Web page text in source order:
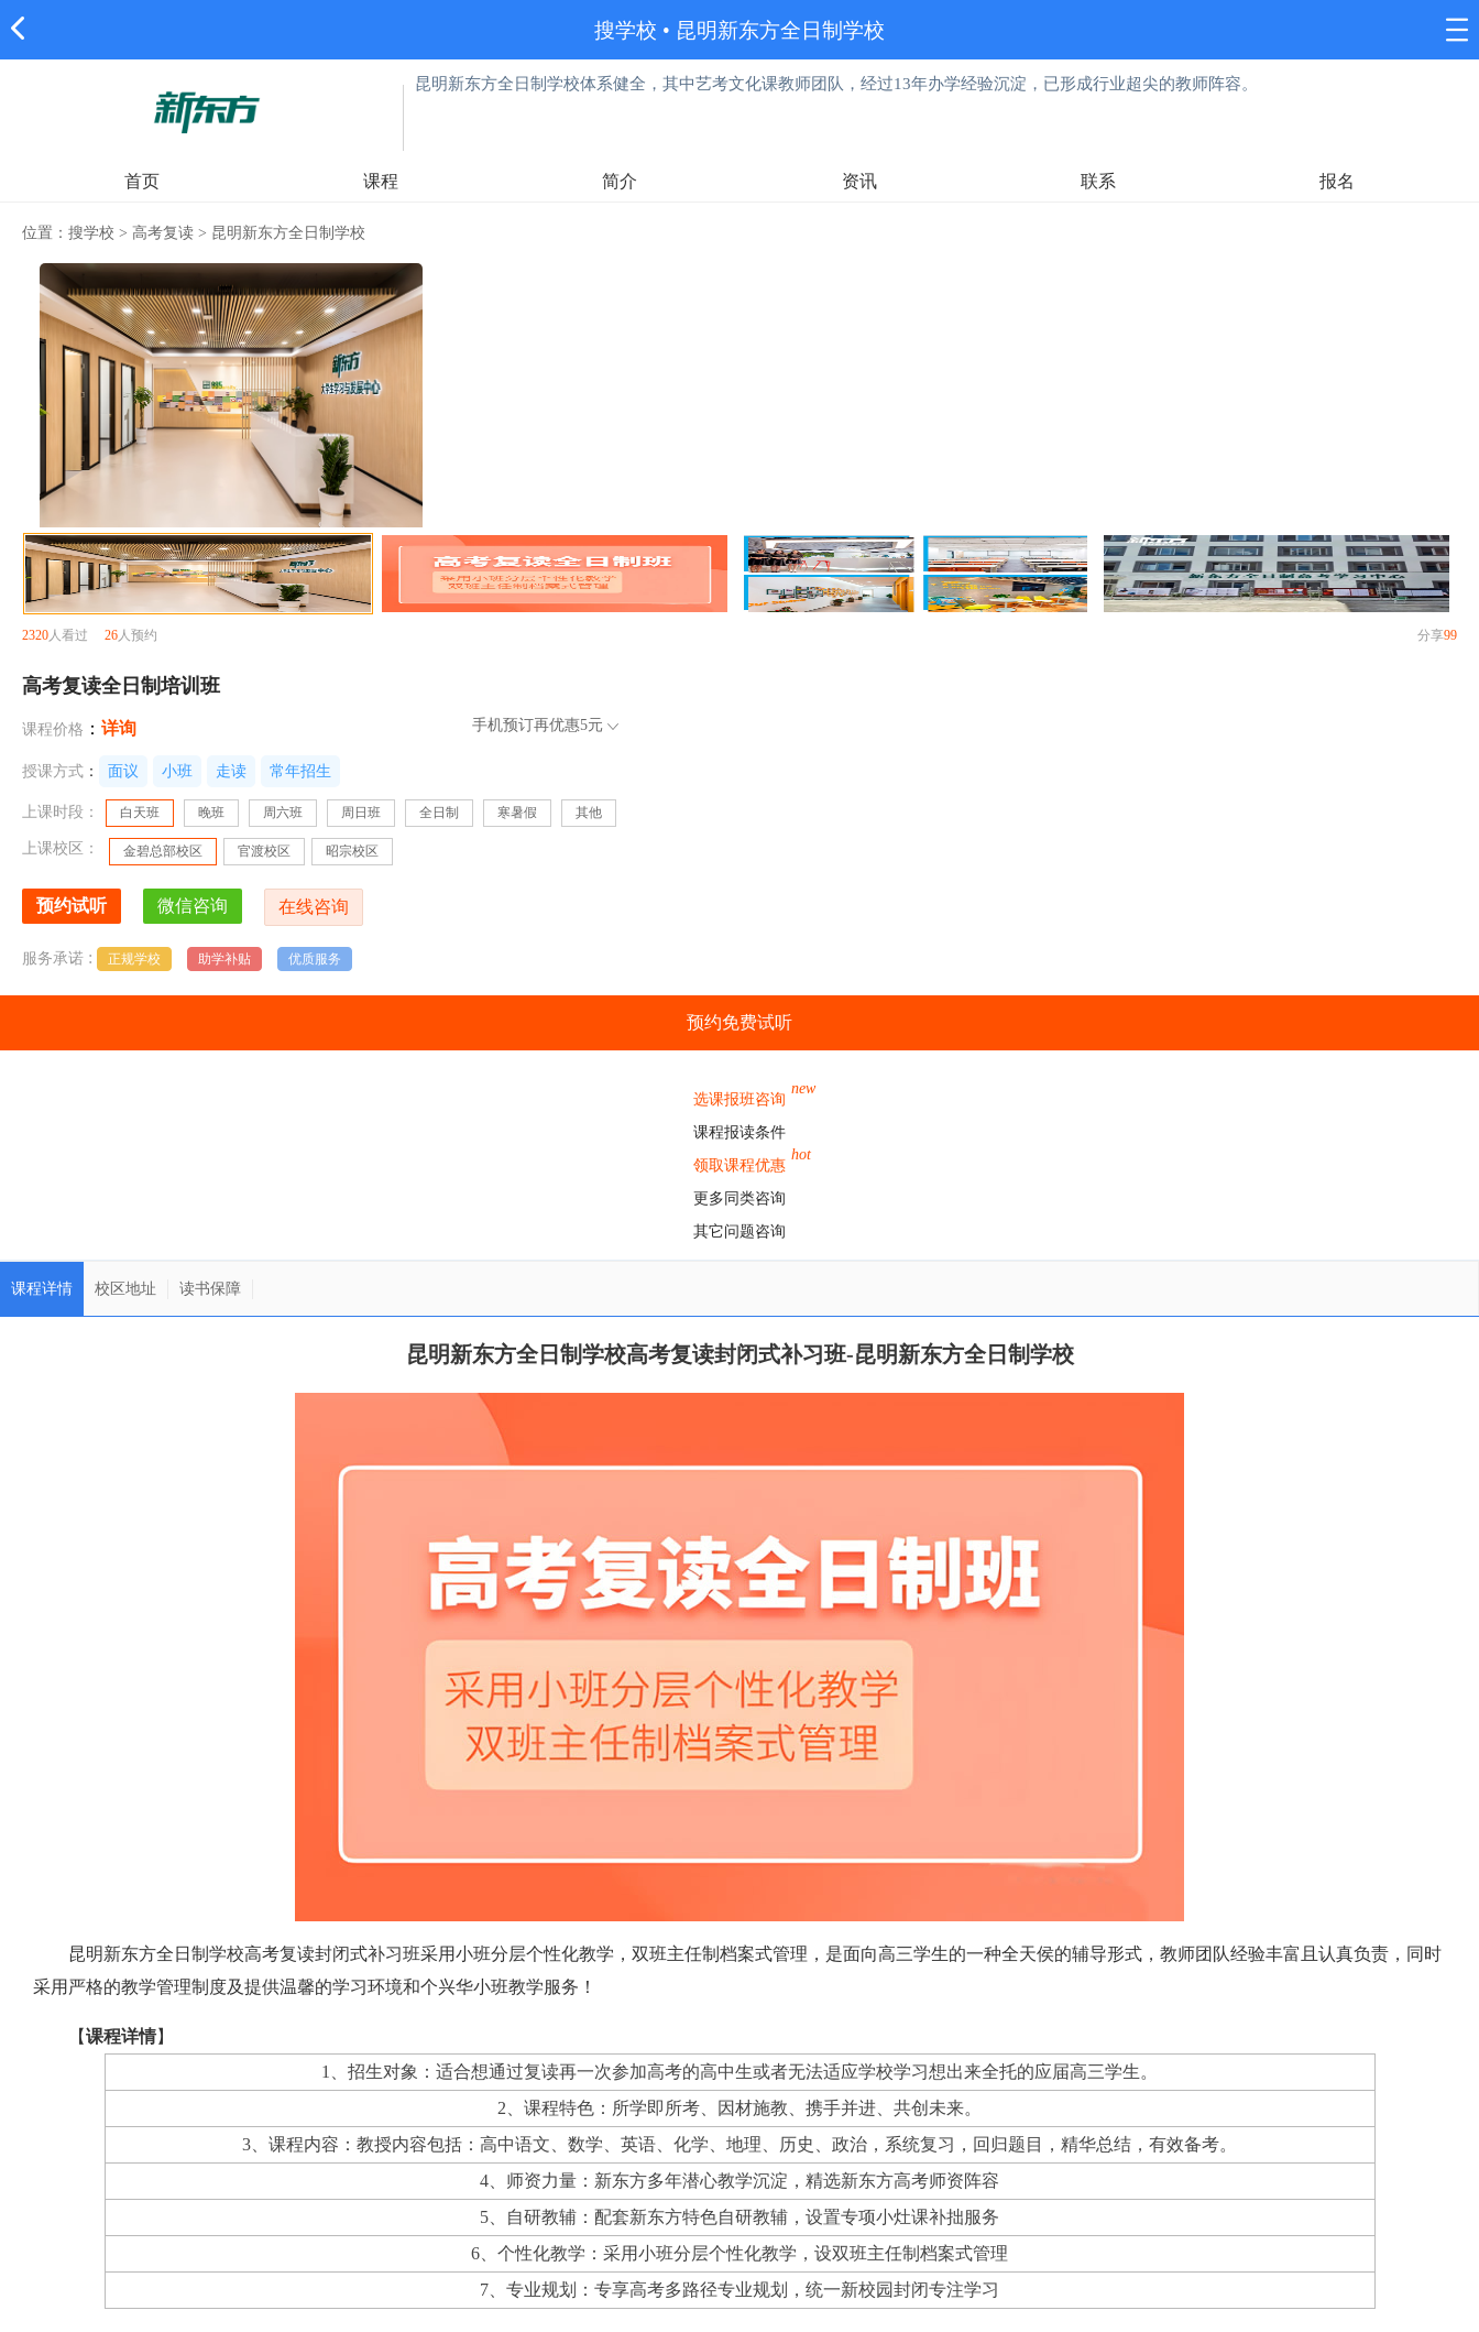
搜学校 • 昆明新东方全日制学校
昆明新东方全日制学校体系健全，其中艺考文化课教师团队，经过13年办学经验沉淀，已形成行业超尖的教师阵容。
首页 课程 简介 资讯 联系 报名
位置： 搜学校 > 高考复读 > 昆明新东方全日制学校
2320人看过 26人预约 分享99
高考复读全日制培训班
课程价格 ： 详询 手机预订再优惠5元
授课方式 ： 面议 小班 走读 常年招生
上课时段： 白天班 晚班 周六班 周日班 全日制 寒暑假 其他
上课校区： 金碧总部校区 官渡校区 昭宗校区
服务承诺 : 正规学校 助学补贴 优质服务
预约免费试听
选课报班咨询
new
课程报读条件
领取课程优惠
hot
更多同类咨询
其它问题咨询
课程详情 校区地址 读书保障
昆明新东方全日制学校高考复读封闭式补习班-昆明新东方全日制学校
昆明新东方全日制学校高考复读封闭式补习班采用小班分层个性化教学，双班主任制档案式管理，是面向高三学生的一种全天侯的辅导形式，教师团队经验丰富且认真负责，同时
采用严格的教学管理制度及提供温馨的学习环境和个兴华小班教学服务！
【课程详情】
1、招生对象：适合想通过复读再一次参加高考的高中生或者无法适应学校学习想出来全托的应届高三学生。
2、课程特色：所学即所考、因材施教、携手并进、共创未来。
3、课程内容：教授内容包括：高中语文、数学、英语、化学、地理、历史、政治，系统复习，回归题目，精华总结，有效备考。
4、师资力量：新东方多年潜心教学沉淀，精选新东方高考师资阵容
5、自研教辅：配套新东方特色自研教辅，设置专项小灶课补拙服务
6、个性化教学：采用小班分层个性化教学，设双班主任制档案式管理
7、专业规划：专享高考多路径专业规划，统一新校园封闭专注学习